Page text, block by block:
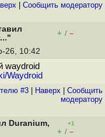
Cообщить модератору
+ / –
26, 10:42
waydroid
Waydroid
#3 Наверх
Cообщить
модератору
Duranium,
+1
+ / –